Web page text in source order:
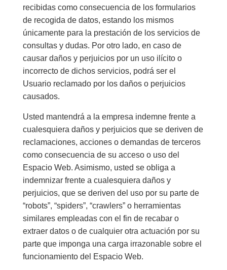
recibidas como consecuencia de los formularios
de recogida de datos, estando los mismos
únicamente para la prestación de los servicios de
consultas y dudas. Por otro lado, en caso de
causar daños y perjuicios por un uso ilícito o
incorrecto de dichos servicios, podrá ser el
Usuario reclamado por los daños o perjuicios
causados.
Usted mantendrá a la empresa indemne frente a
cualesquiera daños y perjuicios que se deriven de
reclamaciones, acciones o demandas de terceros
como consecuencia de su acceso o uso del
Espacio Web. Asimismo, usted se obliga a
indemnizar frente a cualesquiera daños y
perjuicios, que se deriven del uso por su parte de
“robots”, “spiders”, “crawlers” o herramientas
similares empleadas con el fin de recabar o
extraer datos o de cualquier otra actuación por su
parte que imponga una carga irrazonable sobre el
funcionamiento del Espacio Web.